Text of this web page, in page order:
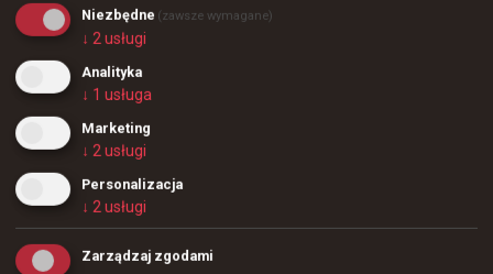
Niezbędne (zawsze wymagane)
↓ 2usługi
Analityka
↓ 1 usługa
Marketing
↓ 2usługi
Personalizacja
↓ 2usługi
Zarządzaj zgodami